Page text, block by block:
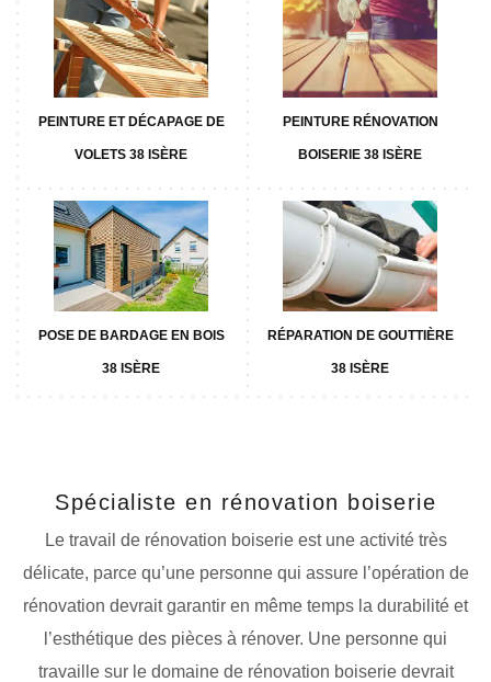
PEINTURE ET DÉCAPAGE DE
VOLETS 38 ISÈRE
PEINTURE RÉNOVATION
BOISERIE 38 ISÈRE
POSE DE BARDAGE EN BOIS
38 ISÈRE
RÉPARATION DE GOUTTIÈRE
38 ISÈRE
Spécialiste en rénovation boiserie
Le travail de rénovation boiserie est une activité très
délicate, parce qu’une personne qui assure l’opération de
rénovation devrait garantir en même temps la durabilité et
l’esthétique des pièces à rénover. Une personne qui
travaille sur le domaine de rénovation boiserie devrait